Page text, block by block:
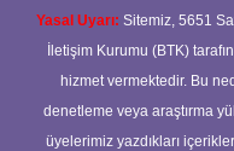
Yasal Uyarı: Sitemiz, 5651
İletişim Kurumu (BTK)
hizmet vermektedir. Bu
denetleme veya araştırma
üyelerimiz yazdıkları